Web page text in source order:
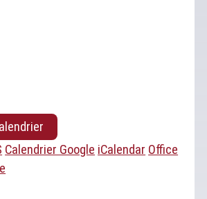
Calendrier Google iCalendar Office